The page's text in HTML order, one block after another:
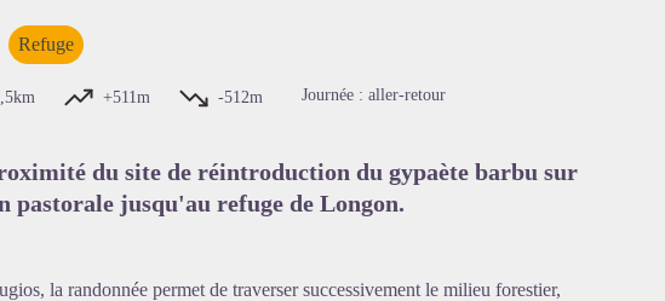
Refuge
+511m -512m Journée : aller-retour
du site de réintroduction du gypaète barbu sur
pastorale jusqu'au refuge de Longon.
la randonnée permet de traverser successivement le milieu forestier,